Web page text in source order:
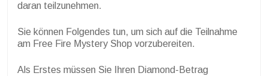
daran teilzunehmen.
Sie können Folgendes tun, um sich auf die Teilnahme
am Free Fire Mystery Shop vorzubereiten.
Als Erstes müssen Sie Ihren Diamond-Betrag